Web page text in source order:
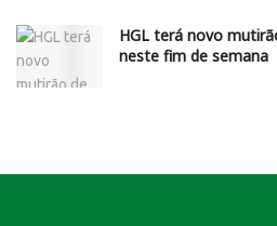
HGL terá novo
neste fim de semana